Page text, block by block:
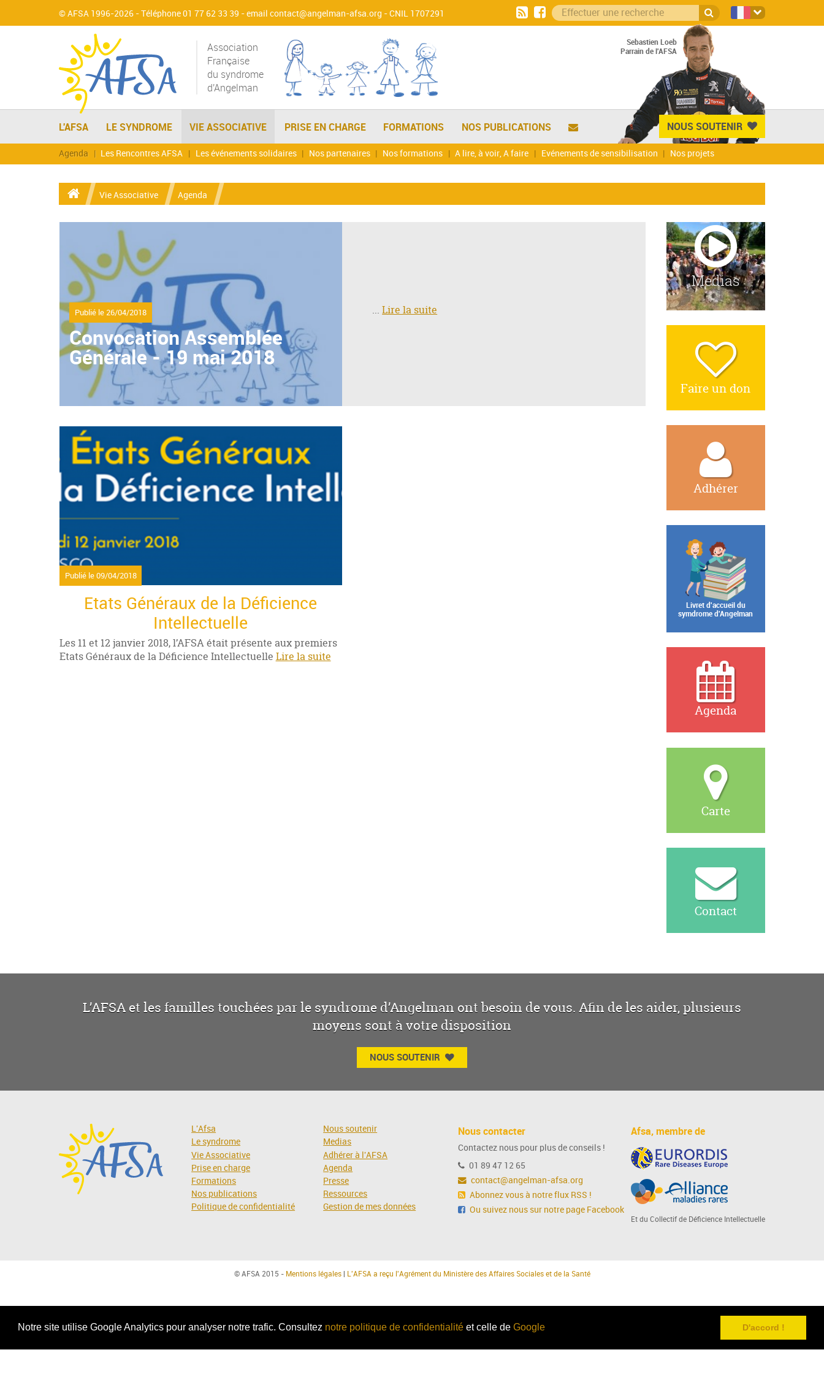
Notre site utilise Google Analytics pour analyser notre trafic. Consultez notre politique de confidentialitéet celle de Google D'accord !
© AFSA 1996-2026 - Téléphone 01 77 62 33 39 -email contact@angelman-afsa.org - CNIL 1707291
Association
Française
du syndrome
d'Angelman
L'AFSA LE SYNDROME VIE ASSOCIATIVE PRISE EN CHARGE FORMATIONS NOS PUBLICATIONS NOUS SOUTENIR
Sebastien Loeb
Parrain de l'AFSA
Agenda Les Rencontres AFSA Les événements solidaires Nos partenaires Nos formations A lire, à voir, A faire Evénements de sensibilisation Nos projets
Vie Associative Agenda
Medias
Faire un don
Adhérer
Livret d'accueil du
symdrome d'Angelman
Agenda
Carte
Contact
Publié le 26/04/2018
Convocation Assemblée
Générale - 19 mai 2018
... Lire la suite
Publié le 09/04/2018
Etats Généraux de la Déficience
Intellectuelle
Les 11 et 12 janvier 2018, l’AFSA était présente aux premiers
Etats Généraux de la Déficience Intellectuelle Lire la suite
L’AFSA et les familles touchées par le syndrome d’Angelman ont besoin de vous. Afin de les aider, plusieurs
moyens sont à votre disposition
NOUS SOUTENIR
L'Afsa
Le syndrome
Vie Associative
Prise en charge
Formations
Nos publications
Politique de confidentialité
Nous soutenir
Medias
Adhérer à l'AFSA
Agenda
Presse
Ressources
Gestion de mes données
Nous contacter
Contactez nous pour plus de conseils !
01 89 47 12 65
contact@angelman-afsa.org
Abonnez vous à notre flux RSS !
Ou suivez nous sur notre page Facebook
Afsa, membre de
Et du Collectif de Déficience Intellectuelle
© AFSA 2015 - Mentions légales| L'AFSA a reçu l'Agrément du Ministère des Affaires Sociales et de la Santé